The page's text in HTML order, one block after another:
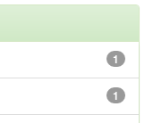
1
1